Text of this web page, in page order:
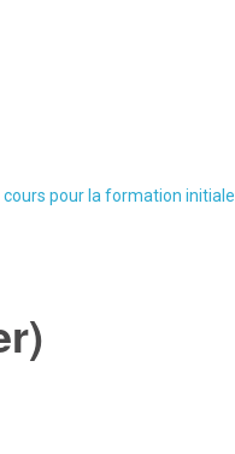
pour la formation initiale